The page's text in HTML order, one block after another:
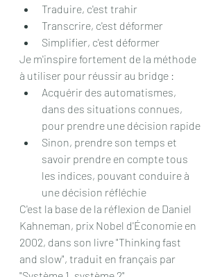
Traduire, c'est trahir
Transcrire, c'est déformer
Simplifier, c'est déformer
Je m'inspire fortement de la méthode
à utiliser pour réussir au bridge :
Acquérir des automatismes,
dans des situations connues,
pour prendre une décision rapide
Sinon, prendre son temps et
savoir prendre en compte tous
les indices, pouvant conduire à
une décision réfléchie
C'est la base de la réflexion de Daniel
Kahneman, prix Nobel d'Économie en
2002, dans son livre "Thinking fast
and slow", traduit en français par